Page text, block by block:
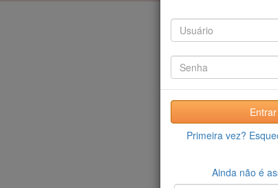
Entrar
Primeira vez?
Ainda não é